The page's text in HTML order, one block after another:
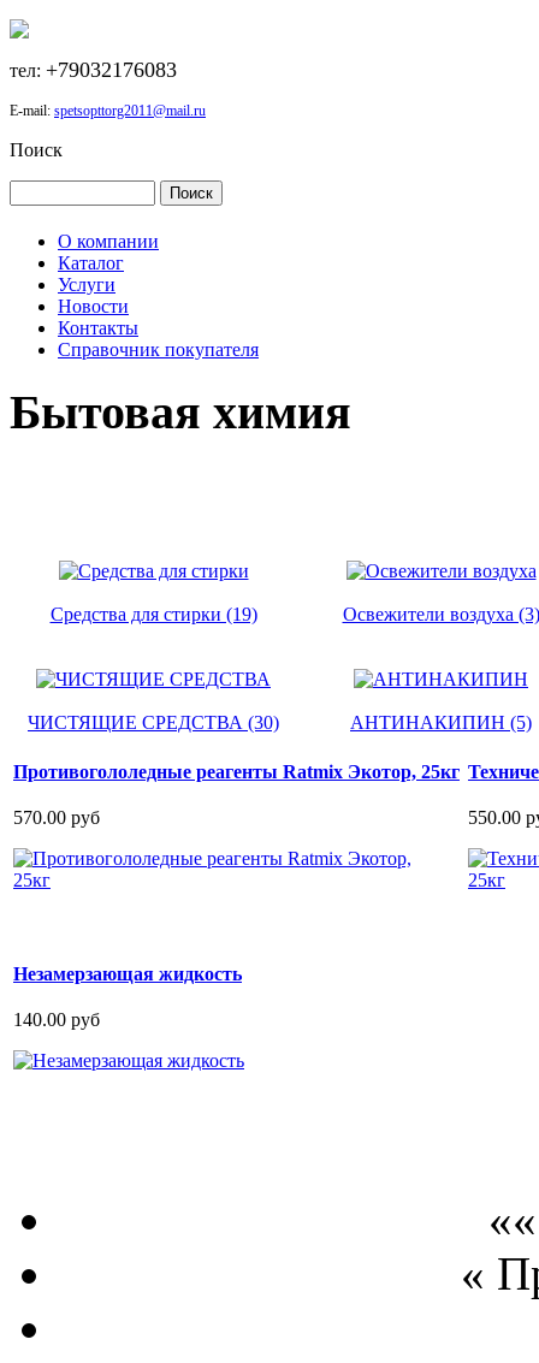
тел: +79032176083
E-mail: spetsopttorg2011@mail.ru
Поиск
О компании
Каталог
Услуги
Новости
Контакты
Справочник покупателя
Бытовая химия
Средства для стирки (19) Освежители воздуха (3)
ЧИСТЯЩИЕ СРЕДСТВА (30) АНТИНАКИПИН (5)
Противогололедные реагенты Ratmix Экотор, 25кг
570.00 руб 550.00
Незамерзающая жидкость
140.00 руб
«